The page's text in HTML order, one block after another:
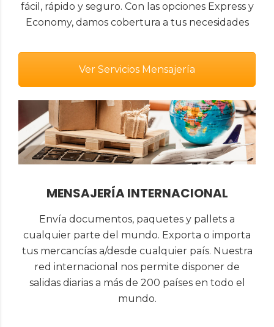
fácil, rápido y seguro. Con las opciones Express y
Economy, damos cobertura a tus necesidades
Ver Servicios Mensajería
MENSAJERÍA INTERNACIONAL
Envía documentos, paquetes y pallets a
cualquier parte del mundo. Exporta o importa
tus mercancías a/desde cualquier país. Nuestra
red internacional nos permite disponer de
salidas diarias a más de 200 países en todo el
mundo.